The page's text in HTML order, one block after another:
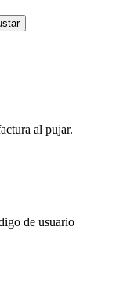
al pujar.
de usuario